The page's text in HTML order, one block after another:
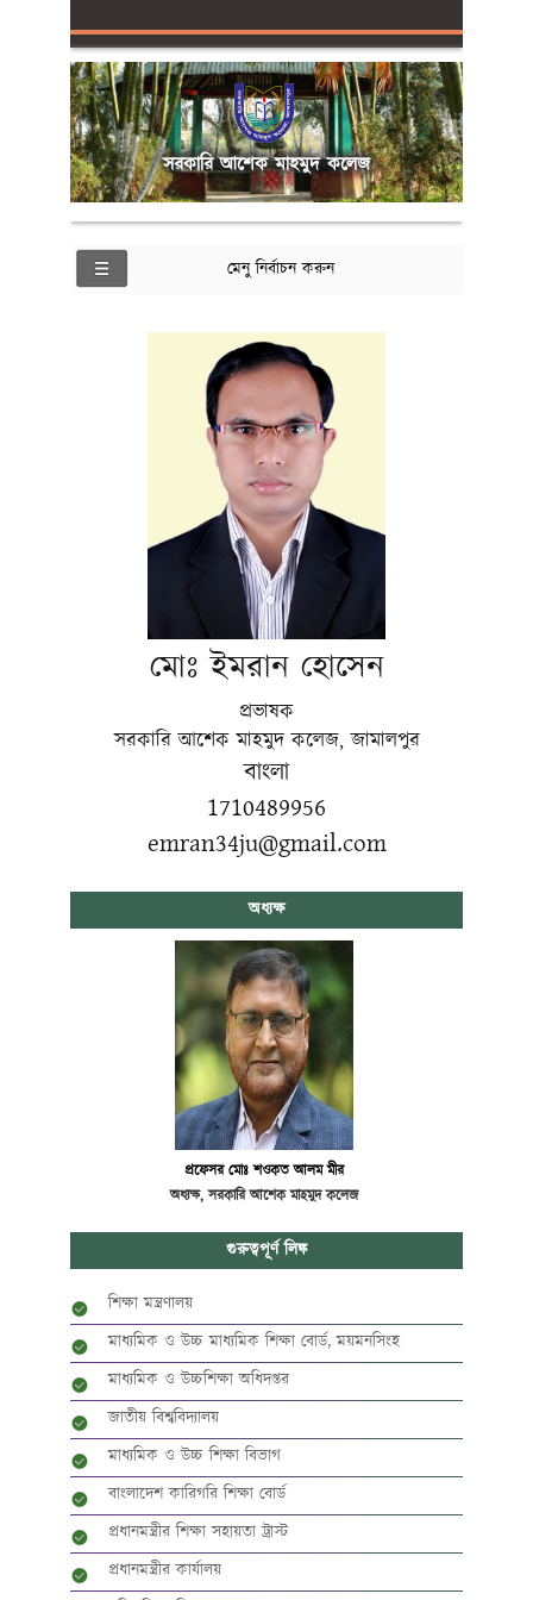
সরকারি আশেক মাহমুদ কলেজ
মেনু নির্বাচন করুন
মোঃ ইমরান হোসেন
প্রভাষক
সরকারি আশেক মাহমুদ কলেজ, জামালপুর
বাংলা
1710489956
emran34ju@gmail.com
অধ্যক্ষ
প্রফেসর মোঃ শওকত আলম মীর
অধ্যক্ষ, সরকারি আশেক মাহমুদ কলেজ
গুরুত্বপূর্ণ লিঙ্ক
শিক্ষা মন্ত্রণালয়
মাধ্যমিক ও উচ্চ মাধ্যমিক শিক্ষা বোর্ড, ময়মনসিংহ
মাধ্যমিক ও উচ্চশিক্ষা অধিদপ্তর
জাতীয় বিশ্ববিদ্যালয়
মাধ্যমিক ও উচ্চ শিক্ষা বিভাগ
বাংলাদেশ কারিগরি শিক্ষা বোর্ড
প্রধানমন্ত্রীর শিক্ষা সহায়তা ট্রাস্ট
প্রধানমন্ত্রীর কার্যালয়